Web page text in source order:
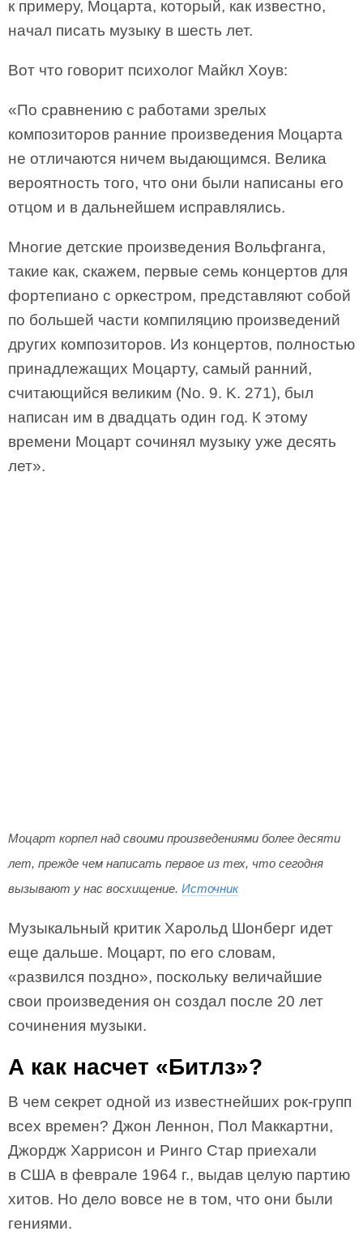
к примеру, Моцарта, который, как известно,
начал писать музыку в шесть лет.
Вот что говорит психолог Майкл Хоув:
«По сравнению с работами зрелых
композиторов ранние произведения Моцарта
не отличаются ничем выдающимся. Велика
вероятность того, что они были написаны его
отцом и в дальнейшем исправлялись.
Многие детские произведения Вольфганга,
такие как, скажем, первые семь концертов для
фортепиано с оркестром, представляют собой
по большей части компиляцию произведений
других композиторов. Из концертов, полностью
принадлежащих Моцарту, самый ранний,
считающийся великим (No. 9. K. 271), был
написан им в двадцать один год. К этому
времени Моцарт сочинял музыку уже десять
лет».
Моцарт корпел над своими произведениями более десяти
лет, прежде чем написать первое из тех, что сегодня
вызывают у нас восхищение. Источник
Музыкальный критик Харольд Шонберг идет
еще дальше. Моцарт, по его словам,
«развился поздно», поскольку величайшие
свои произведения он создал после 20 лет
сочинения музыки.
А как насчет «Битлз»?
В чем секрет одной из известнейших рок-групп
всех времен? Джон Леннон, Пол Маккартни,
Джордж Харрисон и Ринго Стар приехали
в США в феврале 1964 г., выдав целую партию
хитов. Но дело вовсе не в том, что они были
гениями.